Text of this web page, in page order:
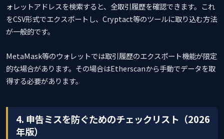
ォレットアドレスを検索すると、全取引履歴を確認できます。これ
をCSV形式でエクスポートし、Cryptact等のツールに取り込む方法
が一般的です。
MetaMask等のウォレットでは取引履歴のエクスポート機能が限定
的な場合があります。その場合はEtherscanから手動でデータを取
得する必要があります。
4. 申告ミスを防ぐためのチェックリスト（2026
年版）